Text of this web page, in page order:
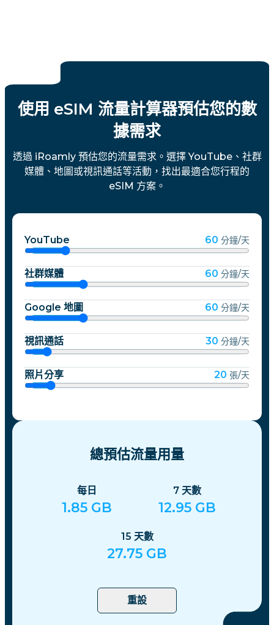
使用 eSIM 流量計算器預估您的數
據需求
透過 iRoamly 預估您的流量需求。選擇 YouTube、社群
媒體、地圖或視訊通話等活動，找出最適合您行程的
eSIM 方案。
YouTube 60 分鐘/天
社群媒體 60 分鐘/天
Google 地圖 60 分鐘/天
視訊通話 30 分鐘/天
照片分享 20 張/天
總預估流量用量
每日
1.85 GB
7 天數
12.95 GB
15 天數
27.75 GB
重設